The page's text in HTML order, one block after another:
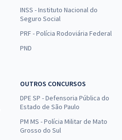
INSS - Instituto Nacional do
Seguro Social
PRF - Polícia Rodoviária Federal
PND
OUTROS CONCURSOS
DPE SP - Defensoria Pública do
Estado de São Paulo
PM MS - Polícia Militar de Mato
Grosso do Sul